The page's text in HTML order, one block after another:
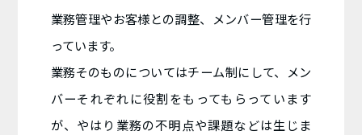
業務管理やお客様との調整、メンバー管理を行
っています。
業務そのものについてはチーム制にして、メン
バーそれぞれに役割をもってもらっています
が、やはり業務の不明点や課題などは生じま